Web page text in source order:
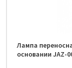
Лампа
основании JAZ-